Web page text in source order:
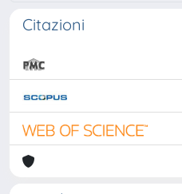
Citazioni